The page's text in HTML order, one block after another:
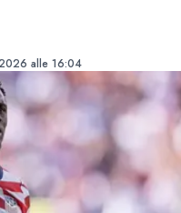
alle 16:04